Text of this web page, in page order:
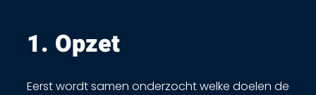
1. Opzet ​
Eerst wordt samen onderzocht welke doelen de